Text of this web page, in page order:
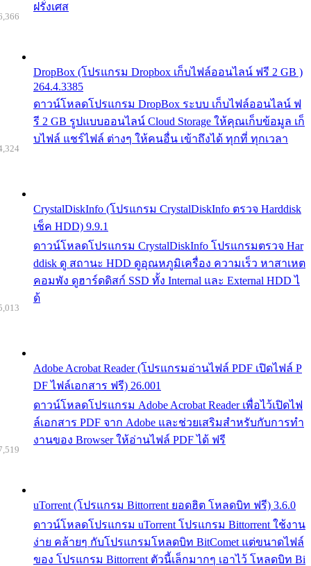
ฝรั่งเศส
DropBox (โปรแกรม Dropbox เก็บไฟล์ออนไลน์ ฟรี 2 GB )
264.4.3385
ดาวน์โหลดโปรแกรม DropBox ระบบ เก็บไฟล์ออนไลน์ ฟ
รี 2 GB รูปแบบออนไลน์ Cloud Storage ให้คุณเก็บข้อมูล เก็
บไฟล์ แชร์ไฟล์ ต่างๆ ให้คนอื่น เข้าถึงได้ ทุกที่ ทุกเวลา
CrystalDiskInfo (โปรแกรม CrystalDiskInfo ตรวจ Harddisk
เช็ค HDD) 9.9.1
ดาวน์โหลดโปรแกรม CrystalDiskInfo โปรแกรมตรวจ Har
ddisk ดู สถานะ HDD ดูอุณหภูมิเครื่อง ความเร็ว หาสาเหต
คอมพัง ดูฮาร์ดดิสก์ SSD ทั้ง Internal และ External HDD ไ
ด้
Adobe Acrobat Reader (โปรแกรมอ่านไฟล์ PDF เปิดไฟล์ P
DF ไฟล์เอกสาร ฟรี) 26.001
ดาวน์โหลดโปรแกรม Adobe Acrobat Reader เพื่อไว้เปิดไฟ
ล์เอกสาร PDF จาก Adobe และช่วยเสริมสำหรับกับการทำ
งานของ Browser ให้อ่านไฟล์ PDF ได้ ฟรี
uTorrent (โปรแกรม Bittorrent ยอดฮิต โหลดบิท ฟรี) 3.6.0
ดาวน์โหลดโปรแกรม uTorrent โปรแกรม Bittorrent ใช้งาน
ง่าย คล้ายๆ กับโปรแกรมโหลดบิท BitComet แต่ขนาดไฟล์
ของ โปรแกรม Bittorrent ตัวนี้เล็กมากๆ เอาไว้ โหลดบิท Bi